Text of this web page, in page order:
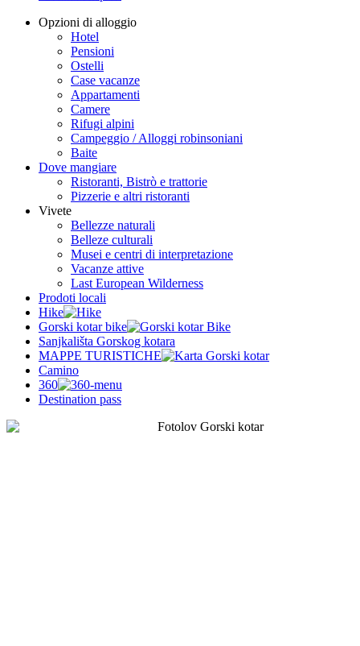
Opzioni di alloggio
Hotel
Pensioni
Ostelli
Case vacanze
Appartamenti
Camere
Rifugi alpini
Campeggio / Alloggi robinsoniani
Baite
Dove mangiare
Ristoranti, Bistrò e trattorie
Pizzerie e altri ristoranti
Vivete
Bellezze naturali
Belleze culturali
Musei e centri di interpretazione
Vacanze attive
Last European Wilderness
Prodoti locali
Hike
Gorski kotar bike
Sanjkališta Gorskog kotara
MAPPE TURISTICHE
Camino
360
Destination pass